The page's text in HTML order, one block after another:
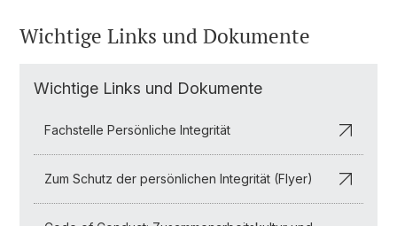
Wichtige Links und Dokumente
Wichtige Links und Dokumente
Fachstelle Persönliche Integrität
Zum Schutz der persönlichen Integrität (Flyer)